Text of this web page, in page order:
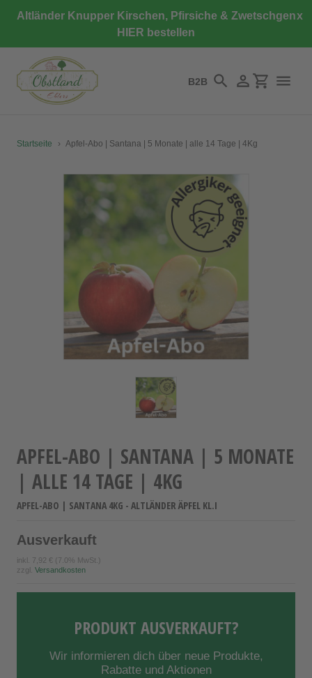
zumAltländer Knupper Kirschen, Pfirsiche & Zwetschgen
HIER bestellen
x
B2B SuchenEinloggen
Startseite › Apfel-Abo | Santana | 5 Monate | alle 14 Tage | 4Kg
APFEL-ABO | SANTANA | 5 MONATE
| ALLE 14 TAGE | 4KG
APFEL-ABO | SANTANA 4KG - ALTLÄNDER ÄPFEL KL.I
Ausverkauft
inkl. 7,92 € (7.0% MwSt.)
zzgl. Versandkosten
PRODUKT AUSVERKAUFT?
Wir informieren dich über neue Produkte,
Rabatte und Aktionen